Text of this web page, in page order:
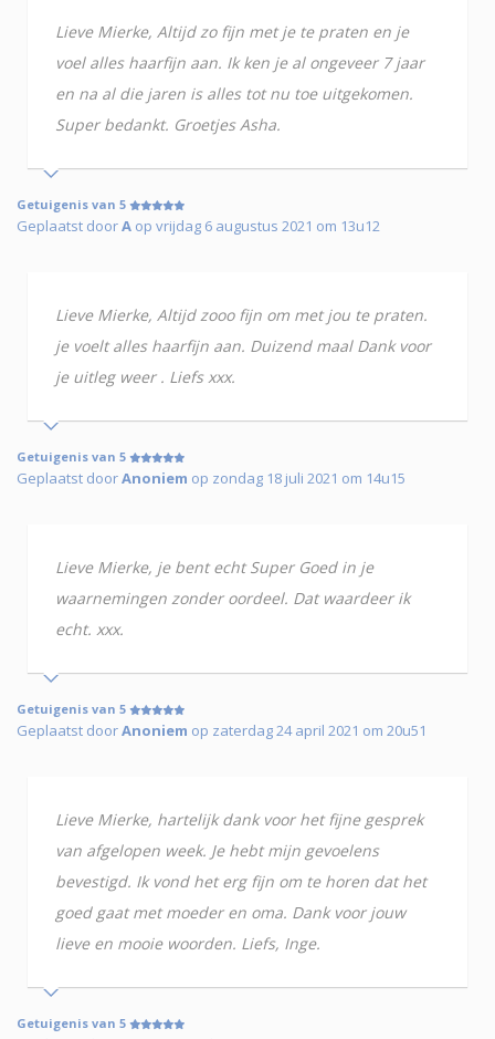
Lieve Mierke, Altijd zo fijn met je te praten en je
voel alles haarfijn aan. Ik ken je al ongeveer 7 jaar
en na al die jaren is alles tot nu toe uitgekomen.
Super bedankt. Groetjes Asha.
Getuigenis van 5
Geplaatst doorA op vrijdag 6 augustus 2021 om 13u12
Lieve Mierke, Altijd zooo fijn om met jou te praten.
je voelt alles haarfijn aan. Duizend maal Dank voor
je uitleg weer . Liefs xxx.
Getuigenis van 5
Geplaatst doorAnoniem op zondag 18 juli 2021 om 14u15
Lieve Mierke, je bent echt Super Goed in je
waarnemingen zonder oordeel. Dat waardeer ik
echt. xxx.
Getuigenis van 5
Geplaatst doorAnoniem op zaterdag 24 april 2021 om 20u51
Lieve Mierke, hartelijk dank voor het fijne gesprek
van afgelopen week. Je hebt mijn gevoelens
bevestigd. Ik vond het erg fijn om te horen dat het
goed gaat met moeder en oma. Dank voor jouw
lieve en mooie woorden. Liefs, Inge.
Getuigenis van 5